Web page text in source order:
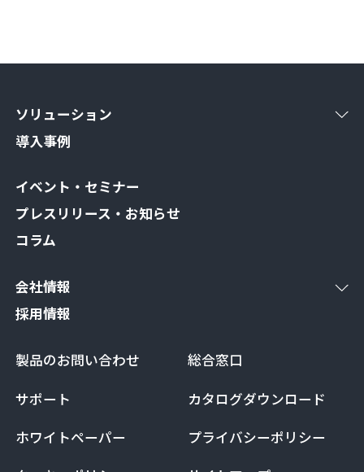
ソリューション
導入事例
イベント・セミナー
プレスリリース・お知らせ
コラム
会社情報
採用情報
製品のお問い合わせ
総合窓口
サポート
カタログダウンロード
ホワイトペーパー
プライバシーポリシー